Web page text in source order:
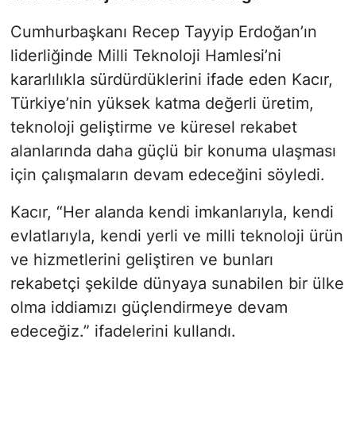
Cumhurbaşkanı Recep Tayyip Erdoğan’ın
liderliğinde Milli Teknoloji Hamlesi’ni
kararlılıkla sürdürdüklerini ifade eden Kacır,
Türkiye’nin yüksek katma değerli üretim,
teknoloji geliştirme ve küresel rekabet
alanlarında daha güçlü bir konuma ulaşması
için çalışmaların devam edeceğini söyledi.
Kacır, “Her alanda kendi imkanlarıyla, kendi
evlatlarıyla, kendi yerli ve milli teknoloji ürün
ve hizmetlerini geliştiren ve bunları
rekabetçi şekilde dünyaya sunabilen bir ülke
olma iddiamızı güçlendirmeye devam
edeceğiz.” ifadelerini kullandı.